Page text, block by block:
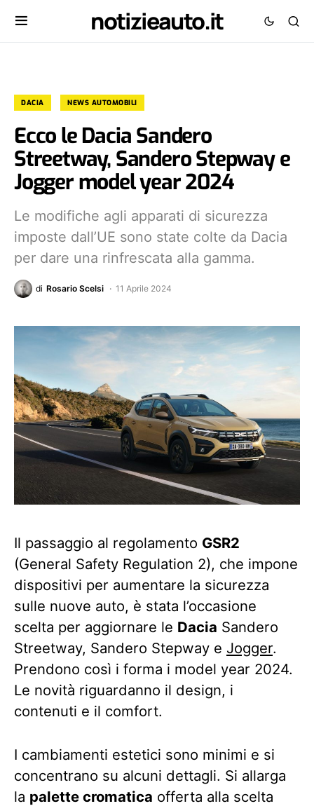
notizieauto.it
DACIA NEWS AUTOMOBILI
Ecco le Dacia Sandero
Streetway, Sandero Stepway e
Jogger model year 2024
Le modifiche agli apparati di sicurezza
imposte dall’UE sono state colte da Dacia
per dare una rinfrescata alla gamma.
di Rosario Scelsi 11 Aprile 2024
Il passaggio al regolamento GSR2
(General Safety Regulation 2), che impone
dispositivi per aumentare la sicurezza
sulle nuove auto, è stata l’occasione
scelta per aggiornare le Dacia Sandero
Streetway, Sandero Stepway e Jogger.
Prendono così i forma i model year 2024.
Le novità riguardanno il design, i
contenuti e il comfort.
I cambiamenti estetici sono minimi e si
concentrano su alcuni dettagli. Si allarga
la palette cromatica offerta alla scelta